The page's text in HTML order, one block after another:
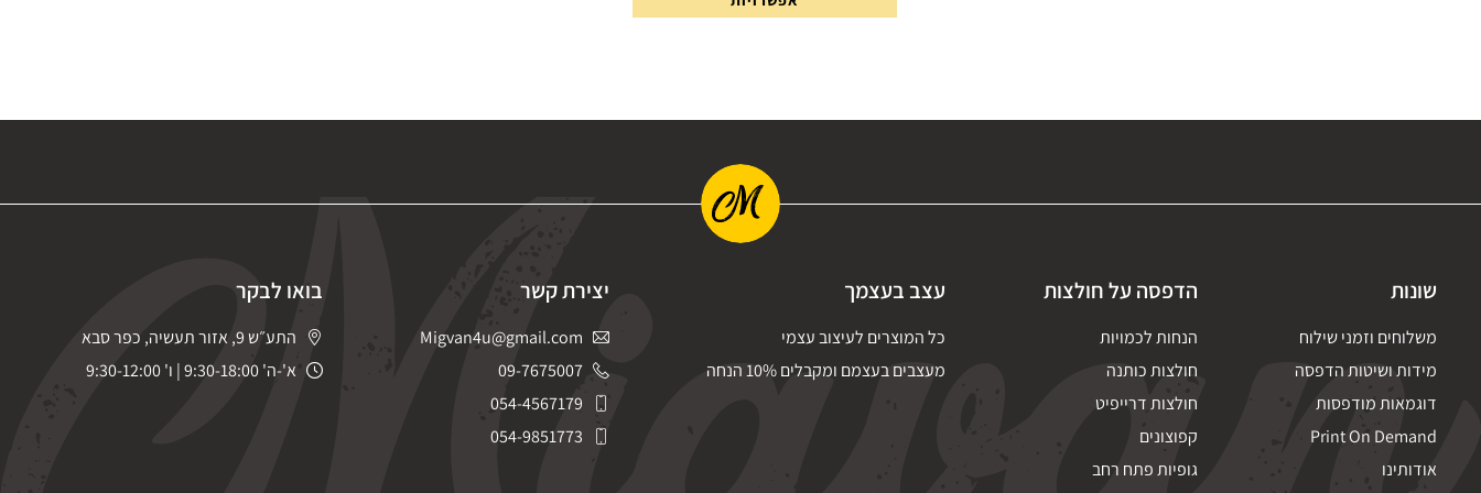
שונות
משלוחים וזמני שילוח
מידות ושיטות הדפסה
דוגמאות מודפסות
Print On Demand
אודותינו
הדפסה על חולצות
הנחות לכמויות
חולצות כותנה
חולצות דרייפיט
קפוצונים
גופיות פתח רחב
עצב בעצמך
כל המוצרים לעיצוב עצמי
מעצבים בעצמם ומקבלים 10% הנחה
יצירת קשר
Migvan4u@gmail.com
09-7675007
054-4567179
054-9851773
בואו לבקר
התע״ש 9, אזור תעשיה, כפר סבא
א'-ה' 9:30-18:00 | ו' 9:30-12:00